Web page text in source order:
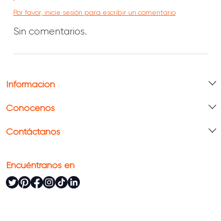
Por favor, inicie sesión para escribir un comentario
Sin comentarios.
Información
Conócenos
Contáctanos
Encuéntranos en